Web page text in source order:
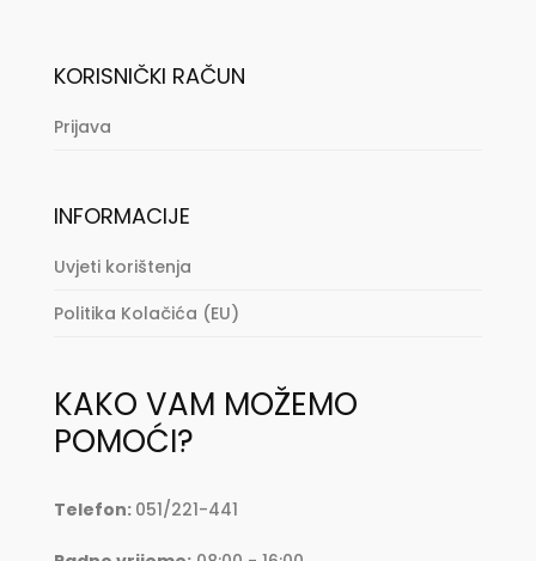
KORISNIČKI RAČUN
Prijava
INFORMACIJE
Uvjeti korištenja
Politika Kolačića (EU)
KAKO VAM MOŽEMO
POMOĆI?
Telefon: 051/221-441